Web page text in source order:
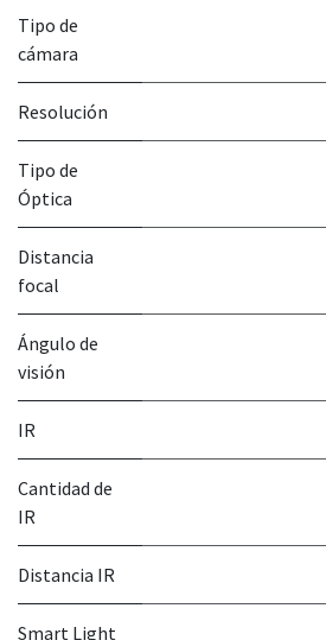
Tipo de
cámara
Resolución
Tipo de
Óptica
Distancia
focal
Ángulo de
visión
IR
Cantidad de
IR
Distancia IR
Smart Light